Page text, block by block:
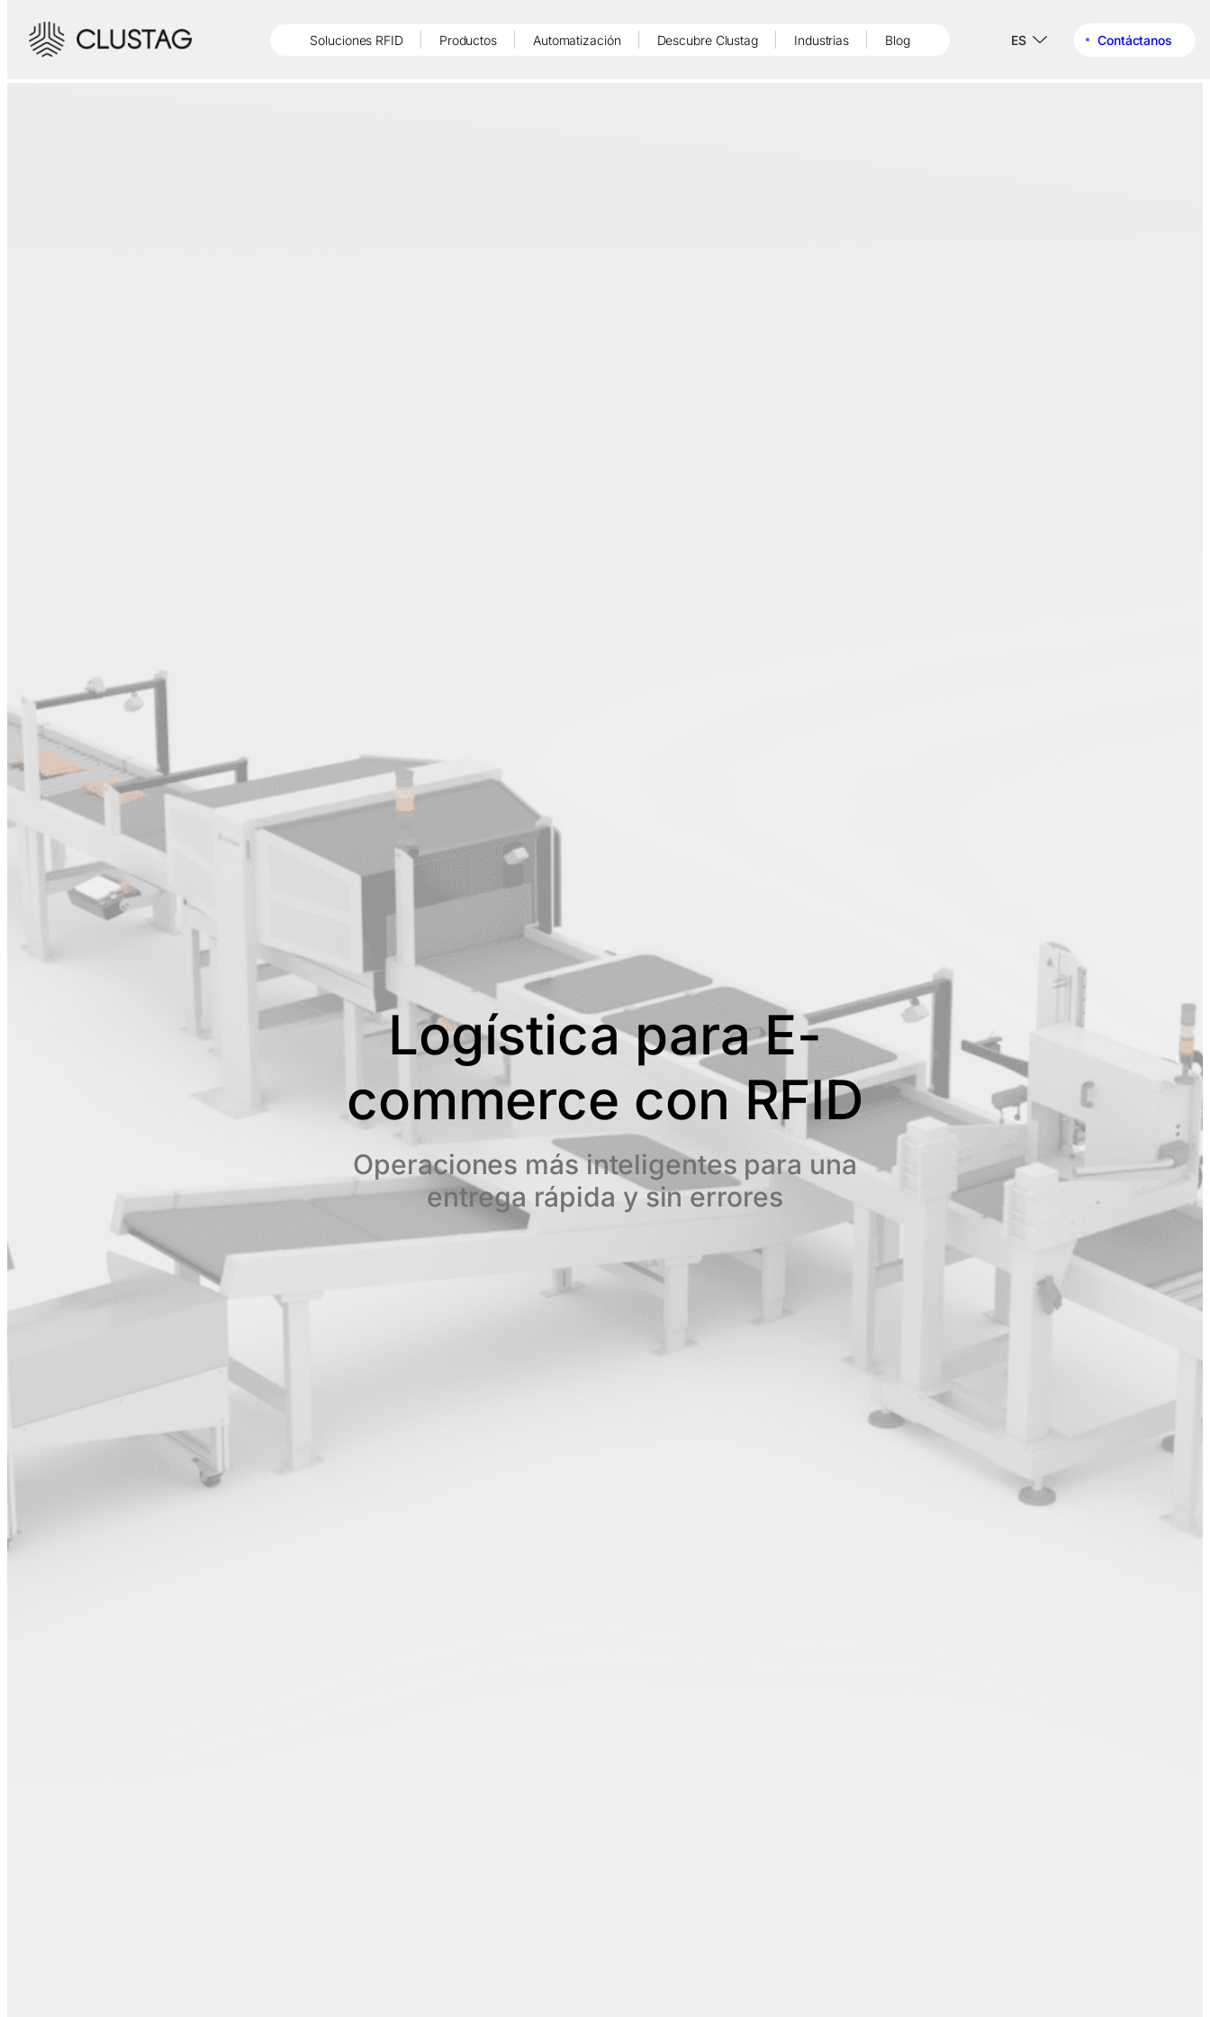
Soluciones RFID Productos Automatización Descubre Clustag Industrias Blog ES Contáctanos
Logística para E-
commerce con RFID
Operaciones más inteligentes para una
entrega rápida y sin errores